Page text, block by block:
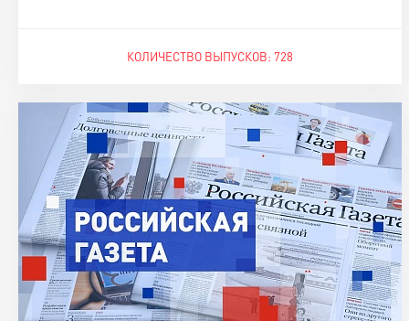
КОЛИЧЕСТВО ВЫПУСКОВ: 728